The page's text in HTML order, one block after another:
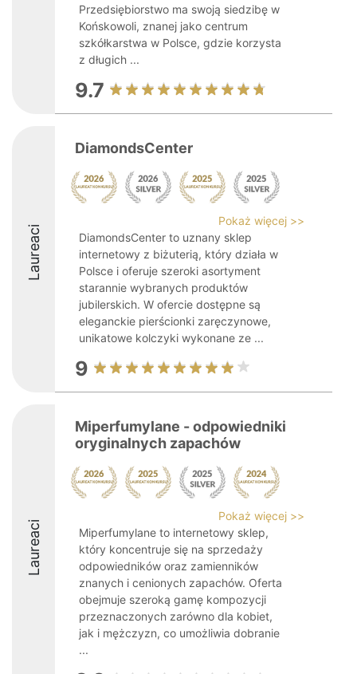
Przedsiębiorstwo ma swoją siedzibę w
Końskowoli, znanej jako centrum
szkółkarstwa w Polsce, gdzie korzysta
z długich ...
9.7
Laureaci
DiamondsCenter
Pokaż więcej >>
DiamondsCenter to uznany sklep
internetowy z biżuterią, który działa w
Polsce i oferuje szeroki asortyment
starannie wybranych produktów
jubilerskich. W ofercie dostępne są
eleganckie pierścionki zaręczynowe,
unikatowe kolczyki wykonane ze ...
9
Laureaci
Miperfumylane - odpowiedniki
oryginalnych zapachów
Pokaż więcej >>
Miperfumylane to internetowy sklep,
który koncentruje się na sprzedaży
odpowiedników oraz zamienników
znanych i cenionych zapachów. Oferta
obejmuje szeroką gamę kompozycji
przeznaczonych zarówno dla kobiet,
jak i mężczyzn, co umożliwia dobranie
...